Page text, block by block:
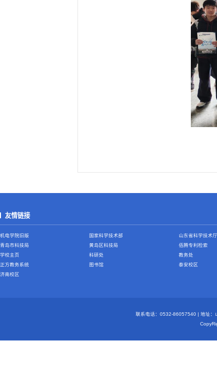
友情链接
机电学院旧版 国家科学技术部
山东省科学技术厅
青岛市科技局
黄岛区科技局
佰腾专利检索
学校主页
科研处
教务处
正方教务系统
图书馆
泰安校区
济南校区
联系电话：0532-86057540 | 地址：